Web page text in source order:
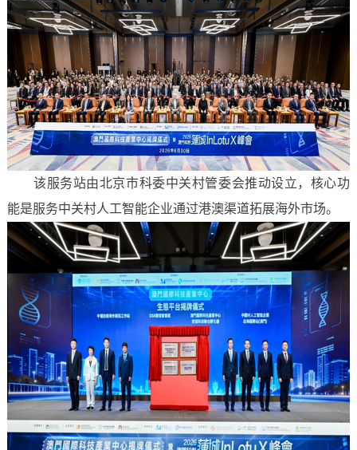
该服务站由北京市科委中关村管委会推动设立，核心功
能是服务中关村人工智能企业通过港澳渠道拓展海外市场。